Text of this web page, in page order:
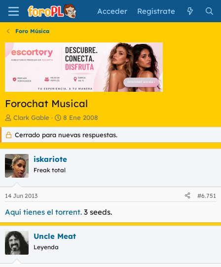
Acceder Regístrate
Foro Música
Forochat Musical
I
n
c
i
a
d
o
r
d
l
t
e
m
a
Clark Gable
F
e
c
h
d
e
n
i
o
8 Ene 2008
Cerrado para nuevas respuestas.
iskariote
Freak total
14 Jun 2013 #6.751
Aquí tienes el torrent. 3 seeds.
Uncle Meat
Leyenda